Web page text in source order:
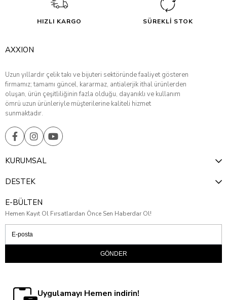
HIZLI KARGO SÜREKLİ STOK
AXXION
Uzun yıllardır çelik takı ve bijuteri sektöründe faaliyet gösteren
firmamız; tamamı güncel, kararmaz, antialerjik ithal ürünlerden
oluşan, ürün çeşitliliğinin fazla olduğu, dayanıklı ve kullanım
ömrü uzun ürünleriyle müşterilerine kaliteli hizmet
sunmaktadır.
KURUMSAL
DESTEK
E-BÜLTEN
Hemen Kayıt Ol Fırsatlardan Önce Sen Haberdar Ol!
GÖNDER
Uygulamayı Hemen indirin!